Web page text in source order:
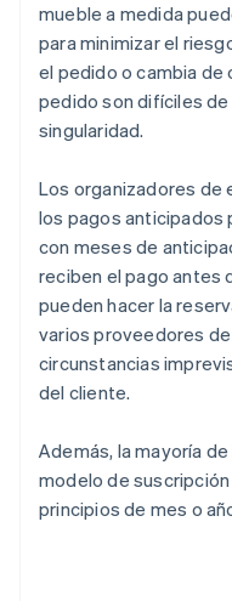
mueble a medida
para minimizar el
el pedido o cambia de
pedido son difíciles
singularidad.
Los organizadores de
los pagos anticipados
con meses de
reciben el pago antes
pueden hacer la
varios proveedores
circunstancias
del cliente.
Además, la mayoría
modelo de
principios de mes o